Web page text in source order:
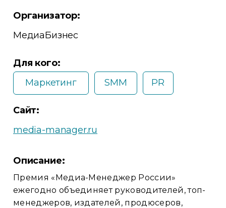
Организатор:
МедиаБизнес
Для кого:
Маркетинг
SMM PR
Сайт:
media-manager.ru
Описание:
Премия «Медиа-Менеджер России»
ежегодно объединяет руководителей, топ-
менеджеров, издателей, продюсеров,